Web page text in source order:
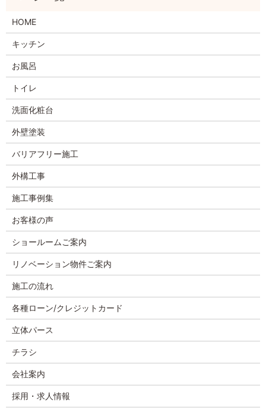
HOME
キッチン
お風呂
トイレ
洗面化粧台
外壁塗装
バリアフリー施工
外構工事
施工事例集
お客様の声
ショールームご案内
リノベーション物件ご案内
施工の流れ
各種ローン/クレジットカード
立体パース
チラシ
会社案内
採用・求人情報